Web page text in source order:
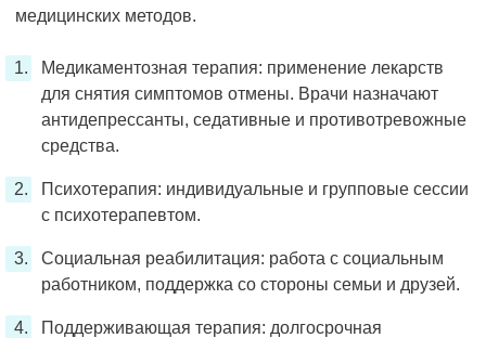
медицинских методов.
Медикаментозная терапия: применение лекарств
для снятия симптомов отмены. Врачи назначают
антидепрессанты, седативные и противотревожные
средства.
Психотерапия: индивидуальные и групповые сессии
с психотерапевтом.
Социальная реабилитация: работа с социальным
работником, поддержка со стороны семьи и друзей.
Поддерживающая терапия: долгосрочная